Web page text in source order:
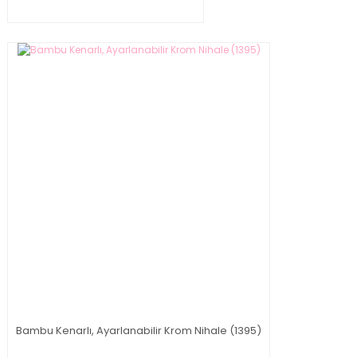
Bambu Kenarlı, Ayarlanabilir Krom Nihale (1395)